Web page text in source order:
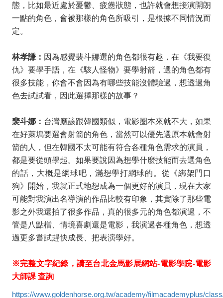
態，比如最近處於憂鬱、疲憊狀態，也許就會想接演開朗
一點的角色，會被那樣的角色所吸引，是根據不同情況而
定。
林孝謙： 因為感覺裴斗娜選的角色都很有趣，在《我要復
仇》要學手語，在《駭人怪物》要學射箭，選的角色都有
很多技能，你會不會因為有哪些技能沒體驗過，想透過角
色去試試看，因此選擇那樣的故事？
裴斗娜： 台灣應該跟韓國類似，電影圈本來就不大，如果
在好萊塢要選會射箭的角色，當然可以優先選原本就會射
箭的人，但在韓國不太可能有符合各種角色需求的演員，
都是要從頭學起。如果要說因為想學什麼技能而去選角色
的話，大概是網球吧，滿想學打網球的。從《綁架門口
狗》開始，我就正式地想成為一個更好的演員，現在大家
可能對我演出名導演的作品比較有印象，其實除了那些電
影之外我還拍了很多作品，真的很多元的角色都演過，不
管是八點檔、情境喜劇還是電影，我演過各種角色，想透
過更多嘗試趕快成長、把表演學好。
※完整文字紀錄，請至台北金馬影展網站-電影學院-電影
大師課 查詢
https://www.goldenhorse.org.tw/academy/filmacademyplus/